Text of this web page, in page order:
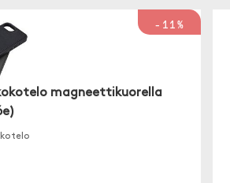
-11%
magneettikuorella